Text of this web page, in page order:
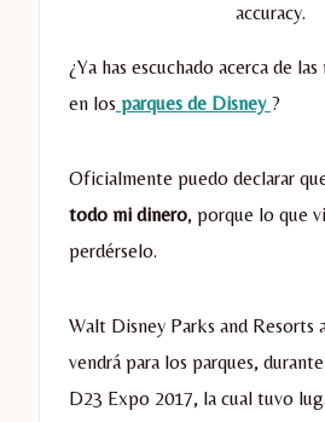
accuracy.
¿Ya has escuchado acerca de
en los parques de Disney ?
Oficialmente puedo declarar
todo mi dinero, porque lo que
perdérselo.
Walt Disney Parks and Resorts
vendrá para los parques,
D23 Expo 2017, la cual tuvo